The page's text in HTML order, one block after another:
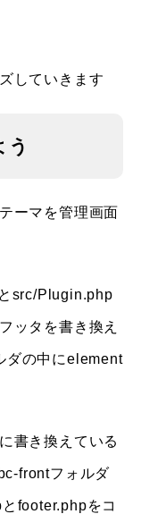
していきます
う
ーマを管理画面
src/Plugin.php
ッタを書き換え
ダの中にelement
書き換えている
frontフォルダ
footer.phpをコ